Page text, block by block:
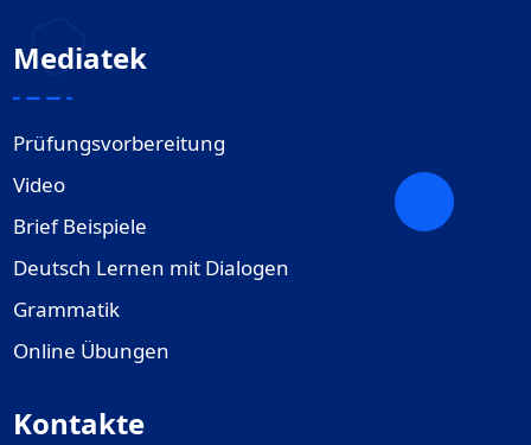
Mediatek
Prüfungsvorbereitung
Video
Brief Beispiele
Deutsch Lernen mit Dialogen
Grammatik
Online Übungen
Kontakte